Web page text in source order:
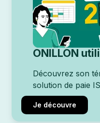
ONILLON
Découvrez son
solution de paie
Je découvre